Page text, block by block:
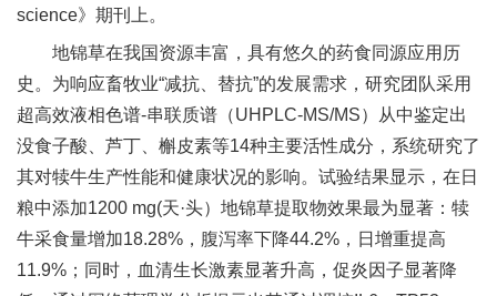
技
台
成
果
science》期刊上。
地锦草在我国资源丰富，具有悠久的药食同源应用历
史。为响应畜牧业“减抗、替抗”的发展需求，研究团队采用
超高效液相色谱‑串联质谱（UHPLC‑MS/MS）从中鉴定出
没食子酸、芦丁、槲皮素等14种主要活性成分，系统研究了
其对犊牛生产性能和健康状况的影响。试验结果显示，在日
粮中添加1200 mg(天·头）地锦草提取物效果最为显著：犊
牛采食量增加18.28%，腹泻率下降44.2%，日增重提高
11.9%；同时，血清生长激素显著升高，促炎因子显著降